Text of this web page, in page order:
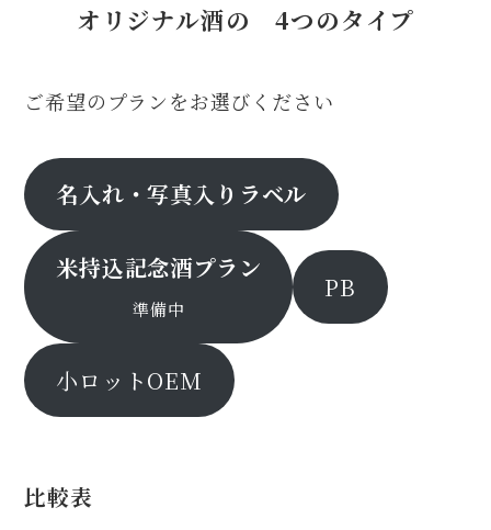
オリジナル酒の 4つのタイプ
ご希望のプランをお選びください
名入れ・写真入りラベル
米持込記念酒プラン
準備中
PB
小ロットOEM
比較表